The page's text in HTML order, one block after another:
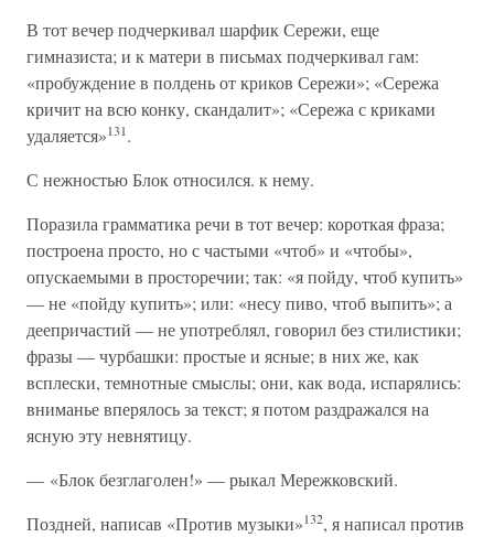
В тот вечер подчеркивал шарфик Сережи, еще
гимназиста; и к матери в письмах подчеркивал гам:
«пробуждение в полдень от криков Сережи»; «Сережа
кричит на всю конку, скандалит»; «Сережа с криками
удаляется»131.
С нежностью Блок относился. к нему.
Поразила грамматика речи в тот вечер: короткая фраза;
построена просто, но с частыми «чтоб» и «чтобы»,
опускаемыми в просторечии; так: «я пойду, чтоб купить»
— не «пойду купить»; или: «несу пиво, чтоб выпить»; а
деепричастий — не употреблял, говорил без стилистики;
фразы — чурбашки: простые и ясные; в них же, как
всплески, темнотные смыслы; они, как вода, испарялись:
вниманье вперялось за текст; я потом раздражался на
ясную эту невнятицу.
— «Блок безглаголен!» — рыкал Мережковский.
Поздней, написав «Против музыки»132, я написал против